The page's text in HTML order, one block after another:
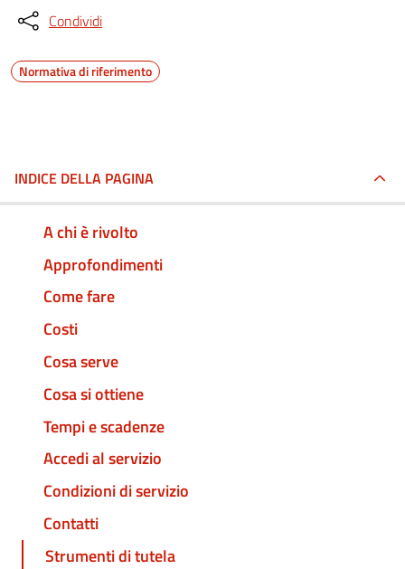
Condividi
Normativa di riferimento
INDICE DELLA PAGINA
A chi è rivolto
Approfondimenti
Come fare
Costi
Cosa serve
Cosa si ottiene
Tempi e scadenze
Accedi al servizio
Condizioni di servizio
Contatti
Strumenti di tutela